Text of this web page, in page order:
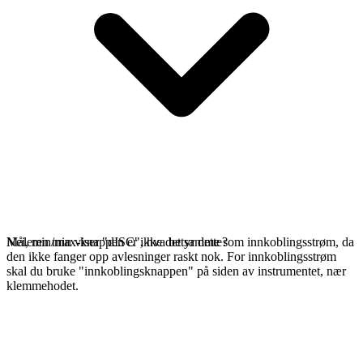
Nei, min/max-knappen er ikke det samme som innkoblingsstrøm, da
den ikke fanger opp avlesninger raskt nok. For innkoblingsstrøm
skal du bruke "innkoblingsknappen" på siden av instrumentet, nær
klemmehodet.
Måleren min viser "dISC", hva betyr dette?